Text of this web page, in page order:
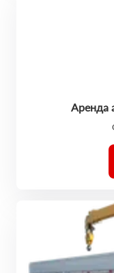
Аренда